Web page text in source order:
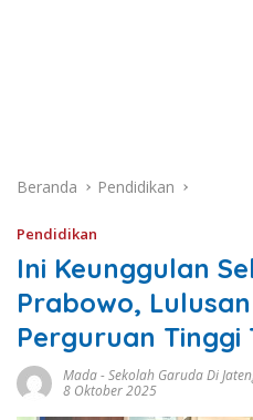
Beranda Pendidikan
Pendidikan
Ini Keunggulan
Prabowo,
Perguruan Tinggi
Mada-Sekolah Garuda Di
8 Oktober 2025